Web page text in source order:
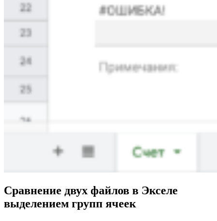
Сравнение двух файлов в Экселе
выделением групп ячеек